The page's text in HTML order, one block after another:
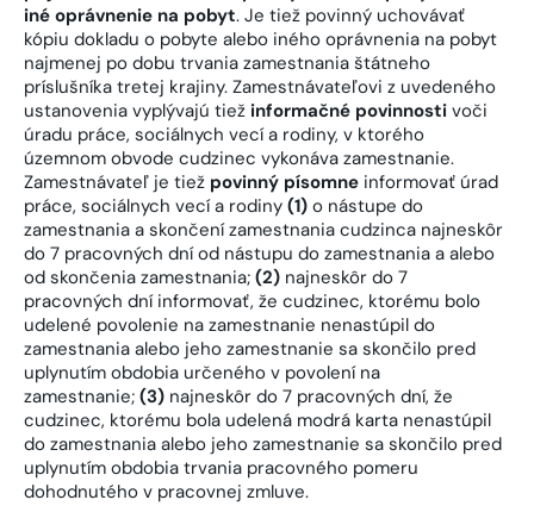
iné oprávnenie na pobyt. Je tiež povinný uchovávať
kópiu dokladu o pobyte alebo iného oprávnenia na pobyt
najmenej po dobu trvania zamestnania štátneho
príslušníka tretej krajiny. Zamestnávateľovi z uvedeného
ustanovenia vyplývajú tiež informačné povinnosti voči
úradu práce, sociálnych vecí a rodiny, v ktorého
územnom obvode cudzinec vykonáva zamestnanie.
Zamestnávateľ je tiež povinný písomne informovať úrad
práce, sociálnych vecí a rodiny (1) o nástupe do
zamestnania a skončení zamestnania cudzinca najneskôr
do 7 pracovných dní od nástupu do zamestnania a alebo
od skončenia zamestnania; (2) najneskôr do 7
pracovných dní informovať, že cudzinec, ktorému bolo
udelené povolenie na zamestnanie nenastúpil do
zamestnania alebo jeho zamestnanie sa skončilo pred
uplynutím obdobia určeného v povolení na
zamestnanie; (3) najneskôr do 7 pracovných dní, že
cudzinec, ktorému bola udelená modrá karta nenastúpil
do zamestnania alebo jeho zamestnanie sa skončilo pred
uplynutím obdobia trvania pracovného pomeru
dohodnutého v pracovnej zmluve.